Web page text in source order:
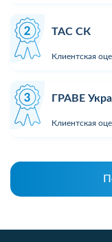
ТАС СК
Клиентская
ГРАВЕ
Клиентская